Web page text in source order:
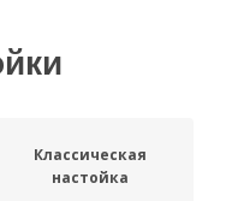
Классическая
настойка